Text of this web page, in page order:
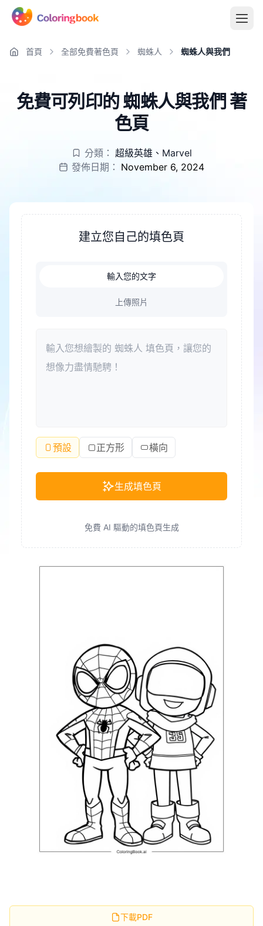
首頁 全部免費著色頁 蜘蛛人 蜘蛛人與我們
免費可列印的 蜘蛛人與我們 著
色頁
分類： 超級英雄 、 Marvel
發佈日期： November 6, 2024
建立您自己的填色頁
輸入您的文字
上傳照片
預設 正方形 橫向
生成填色頁
免費 AI 驅動的填色頁生成
下載PDF